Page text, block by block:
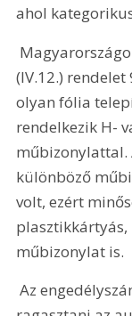
ahol
(IV.12.) rendelet
olyan fólia
rendelkezik H-
különböző
volt, ezért
műbizonylat is.
Az engedélyszámot a fóliázott ablakra is fel kell